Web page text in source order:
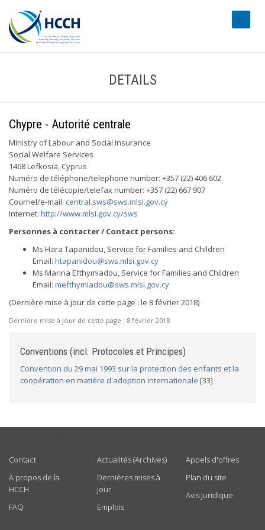
DETAILS
Chypre - Autorité centrale
Ministry of Labour and Social Insurance
Social Welfare Services
1468 Lefkosia, Cyprus
Numéro de téléphone/telephone number: +357 (22) 406 602
Numéro de télécopie/telefax number: +357 (22) 667 907
Courriel/e-mail: central.sws@sws.mlsi.gov.cy
Internet: http://www.mlsi.gov.cy/sws
Personnes à contacter / Contact persons:
Ms Hara Tapanidou, Service for Families and Children
Email: htapanidou@sws.mlsi.gov.cy
Ms Marina Efthymiadou, Service for Families and Children
Email: mefthymiadou@sws.mlsi.gov.cy
(Dernière mise à jour de cette page : le 8 février 2018)
Dernière mise à jour de cette page : 8 février 2018
Conventions (incl. Protocoles et Principes)
Convention du 29 mai 1993 sur la protection des enfants et la
coopération en matière d'adoption internationale [33]
Contact
À propos de la
HCCH
FAQ
Actualités (Archives)
Dernières mises à
jour
Emplois
Appels d'offres
Plan du site
Avis juridique